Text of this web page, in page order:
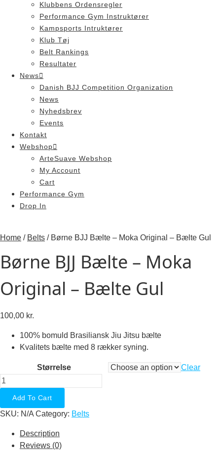
Klubbens Ordensregler
Performance Gym Instruktører
Kampsports Intruktører
Klub Tøj
Belt Rankings
Resultater
News
Danish BJJ Competition Organization
News
Nyhedsbrev
Events
Kontakt
Webshop
ArteSuave Webshop
My Account
Cart
Performance Gym
Drop In
Home / Belts / Børne BJJ Bælte – Moka Original – Bælte Gul
Børne BJJ Bælte – Moka
Original – Bælte Gul
100,00 kr.
100% bomuld Brasiliansk Jiu Jitsu bælte
Kvalitets bælte med 8 rækker syning.
Størrelse
Clear
Børne
BJJ
Bælte
-
Original
Add To Cart
SKU: N/A Category: Belts
Description
Reviews (0)